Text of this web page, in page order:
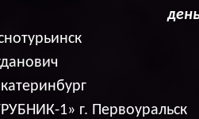
1» г. Первоуральск